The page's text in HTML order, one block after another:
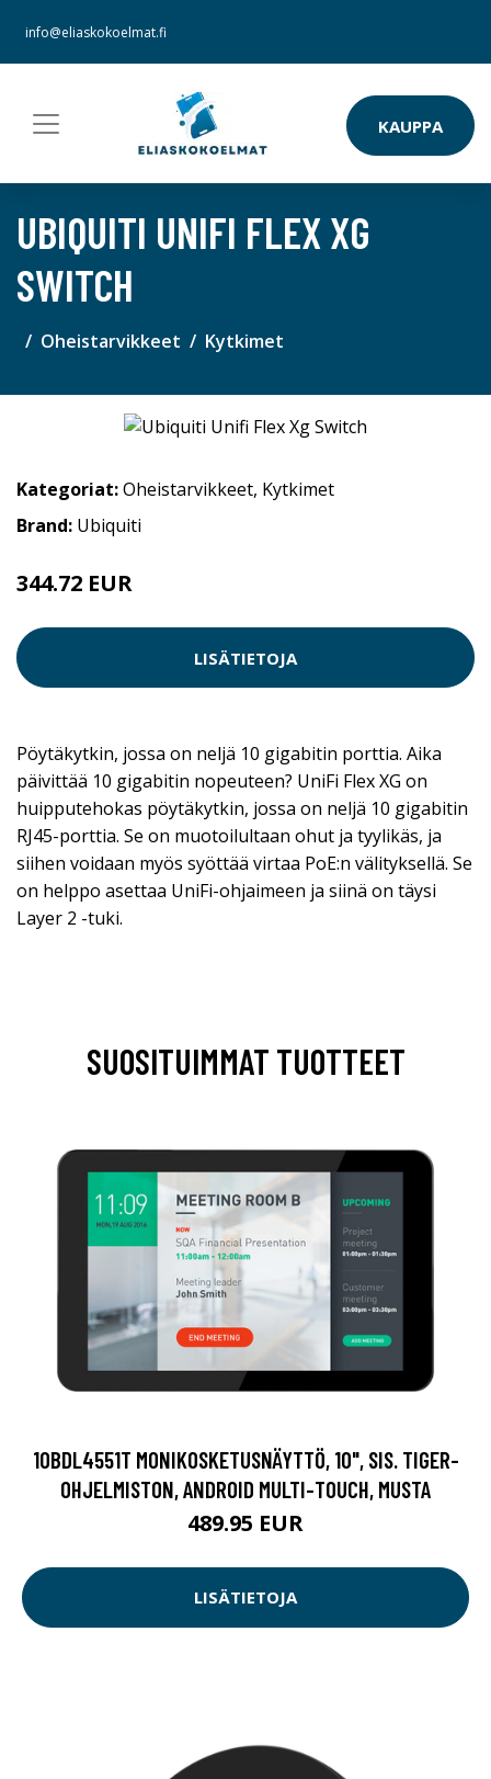
info@eliaskokoelmat.fi
KAUPPA
UBIQUITI UNIFI FLEX XG
SWITCH
Oheistarvikkeet Kytkimet
Kategoriat:Oheistarvikkeet, Kytkimet
Brand: Ubiquiti
344.72 EUR
LISÄTIETOJA
Pöytäkytkin, jossa on neljä 10 gigabitin porttia. Aika
päivittää 10 gigabitin nopeuteen? UniFi Flex XG on
huipputehokas pöytäkytkin, jossa on neljä 10 gigabitin
RJ45-porttia. Se on muotoilultaan ohut ja tyylikäs, ja
siihen voidaan myös syöttää virtaa PoE:n välityksellä. Se
on helppo asettaa UniFi-ohjaimeen ja siinä on täysi
Layer 2 -tuki.
SUOSITUIMMAT TUOTTEET
10BDL4551T MONIKOSKETUSNÄYTTÖ, 10", SIS. TIGER-
OHJELMISTON, ANDROID MULTI-TOUCH, MUSTA
489.95 EUR
LISÄTIETOJA